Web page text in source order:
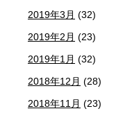
2019年3月 (32)
2019年2月 (23)
2019年1月 (32)
2018年12月 (28)
2018年11月 (23)